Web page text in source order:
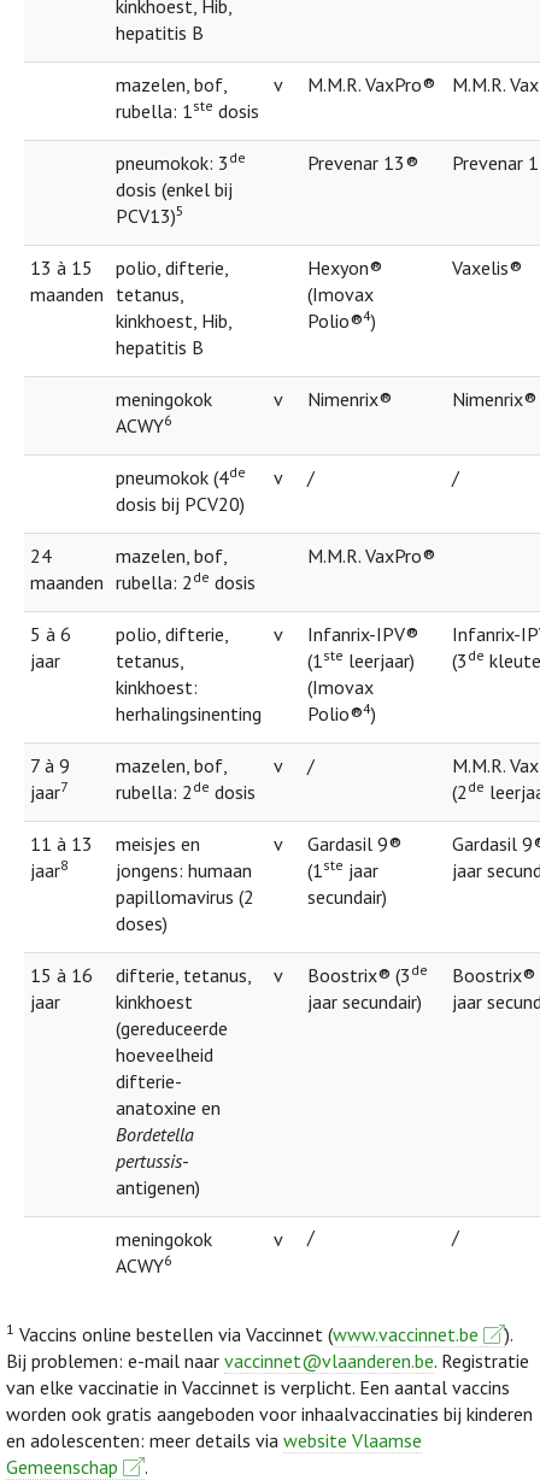
kinkhoest, Hib,
hepatitis B
mazelen, bof,
rubella: 1ste dosis
v M.M.R. VaxPro® M.M.R.
pneumokok: 3 de
dosis (enkel bij
PCV13)5
Prevenar 13® Prevenar
13 à 15
maanden
polio, difterie,
tetanus,
kinkhoest, Hib,
hepatitis B
Hexyon®
(Imovax
Polio®4)
Vaxelis®
meningokok
ACWY6
v Nimenrix® Nimenrix®
pneumokok (4de
dosis bij PCV20)
v / /
24
maanden
mazelen, bof,
rubella: 2 de dosis
M.M.R. VaxPro®
5 à 6
jaar
polio, difterie,
tetanus,
kinkhoest:
herhalingsinenting
v
Infanrix-IPV®
(1ste leerjaar)
(Imovax
Polio®4)
Infanrix-
(3 de
7 à 9
jaar7
mazelen, bof,
rubella: 2 de dosis
v /
M.M.R.
(2 de
11 à 13
jaar8
meisjes en
jongens: humaan
papillomavirus (2
doses)
v
Gardasil 9®
(1ste jaar
secundair)
Gardasil
jaar
15 à 16
jaar
difterie, tetanus,
kinkhoest
(gereduceerde
hoeveelheid
difterie-
anatoxine en
Bordetella
pertussis-
antigenen)
v Boostrix® (3 de
jaar secundair)
Boostrix®
jaar
meningokok
ACWY6
v / /
1 Vaccins online bestellen via Vaccinnet (www.vaccinnet.be
).
Bij problemen: e-mail naar vaccinnet@vlaanderen.be. Registratie
van elke vaccinatie in Vaccinnet is verplicht. Een aantal vaccins
worden ook gratis aangeboden voor inhaalvaccinaties bij kinderen
en adolescenten: meer details via website Vlaamse
Gemeenschap
.